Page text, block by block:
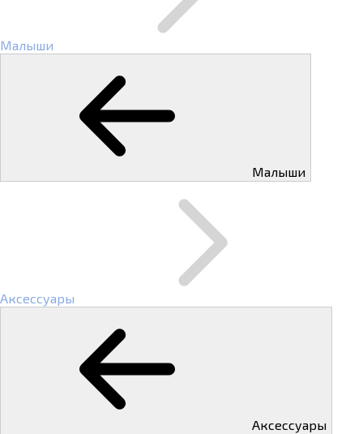
Малыши
Малыши
Аксессуары
Аксессуары